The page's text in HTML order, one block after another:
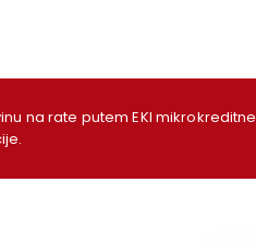
na rate putem EKI mikrokreditne